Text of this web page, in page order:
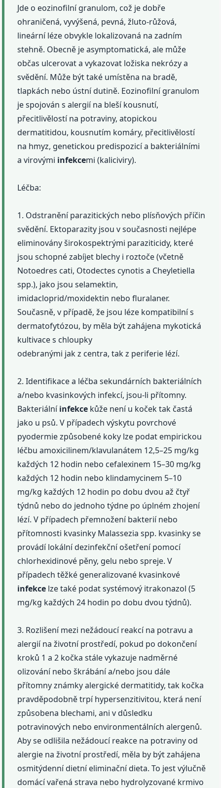
Jde o eozinofilní granulom, což je dobře
ohraničená, vyvýšená, pevná, žluto-růžová,
lineární léze obvykle lokalizovaná na zadním
stehně. Obecně je asymptomatická, ale může
občas ulcerovat a vykazovat ložiska nekrózy a
svědění. Může být také umístěna na bradě,
tlapkách nebo ústní dutině. Eozinofilní granulom
je spojován s alergií na bleší kousnutí,
přecitlivělostí na potraviny, atopickou
dermatitidou, kousnutím komáry, přecitlivělostí
na hmyz, genetickou predispozicí a bakteriálními
a virovými infekcemi (kaliciviry).
Léčba:
1. Odstranění parazitických nebo plísňových příčin
svědění. Ektoparazity jsou v současnosti nejlépe
eliminovány širokospektrými paraziticidy, které
jsou schopné zabíjet blechy i roztoče (včetně
Notoedres cati, Otodectes cynotis a Cheyletiella
spp.), jako jsou selamektin,
imidacloprid/moxidektin nebo fluralaner.
Současně, v případě, že jsou léze kompatibilní s
dermatofytózou, by měla být zahájena mykotická
kultivace s chloupky
odebranými jak z centra, tak z periferie lézí.
2. Identifikace a léčba sekundárních bakteriálních
a/nebo kvasinkových infekcí, jsou-li přítomny.
Bakteriálníinfekce kůže není u koček tak častá
jako u psů. V případech výskytu povrchové
pyodermie způsobené koky lze podat empirickou
léčbu amoxicilinem/klavulanátem 12,5–25 mg/kg
každých 12 hodin nebo cefalexinem 15–30 mg/kg
každých 12 hodin nebo klindamycinem 5–10
mg/kg každých 12 hodin po dobu dvou až čtyř
týdnů nebo do jednoho týdne po úplném zhojení
lézí. V případech přemnožení bakterií nebo
přítomnosti kvasinky Malassezia spp. kvasinky se
provádí lokální dezinfekční ošetření pomocí
chlorhexidinové pěny, gelu nebo spreje. V
případech těžké generalizované kvasinkové
infekce lze také podat systémový itrakonazol (5
mg/kg každých 24 hodin po dobu dvou týdnů).
3. Rozlišení mezi nežádoucí reakcí na potravu a
alergií na životní prostředí, pokud po dokončení
kroků 1 a 2 kočka stále vykazuje nadměrné
olizování nebo škrábání a/nebo jsou dále
přítomny známky alergické dermatitidy, tak kočka
pravděpodobně trpí hypersenzitivitou, která není
způsobena blechami, ani v důsledku
potravinových nebo environmentálních alergenů.
Aby se odlišila nežádoucí reakce na potraviny od
alergie na životní prostředí, měla by být zahájena
osmitýdenní dietní eliminační dieta. To jest výlučně
domácí vařená strava nebo hydrolyzované krmivo